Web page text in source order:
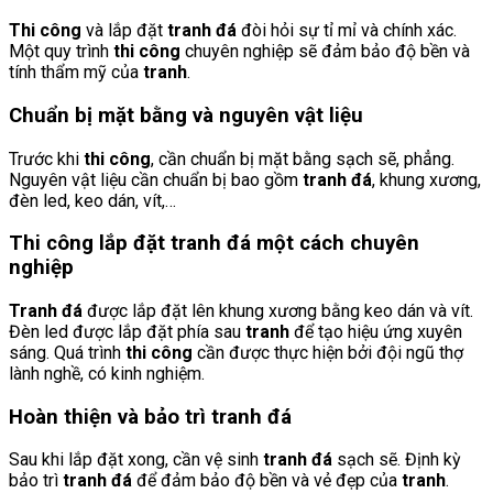
Thi công và lắp đặt tranh đá đòi hỏi sự tỉ mỉ và chính xác.
Một quy trình thi công chuyên nghiệp sẽ đảm bảo độ bền và
tính thẩm mỹ của tranh.
Chuẩn bị mặt bằng và nguyên vật liệu
Trước khi thi công, cần chuẩn bị mặt bằng sạch sẽ, phẳng.
Nguyên vật liệu cần chuẩn bị bao gồm tranh đá, khung xương,
đèn led, keo dán, vít,…
Thi công lắp đặt tranh đá một cách chuyên
nghiệp
Tranh đá được lắp đặt lên khung xương bằng keo dán và vít.
Đèn led được lắp đặt phía sau tranh để tạo hiệu ứng xuyên
sáng. Quá trình thi công cần được thực hiện bởi đội ngũ thợ
lành nghề, có kinh nghiệm.
Hoàn thiện và bảo trì tranh đá
Sau khi lắp đặt xong, cần vệ sinh tranh đá sạch sẽ. Định kỳ
bảo trì tranh đá để đảm bảo độ bền và vẻ đẹp của tranh.